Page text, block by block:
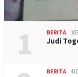
1 BERITA
Judi
BERITA